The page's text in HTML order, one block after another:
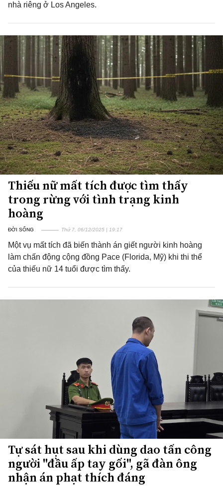
nhà riêng ở Los Angeles.
Thiếu nữ mất tích được tìm thấy
trong rừng với tình trạng kinh
hoàng
ĐỜI SỐNG Thứ 7, 06/12/2025 | 19:17
Một vụ mất tích đã biến thành án giết người kinh hoàng
làm chấn động cộng đồng Pace (Florida, Mỹ) khi thi thể
của thiếu nữ 14 tuổi được tìm thấy.
Tự sát hụt sau khi dùng dao tấn công
người "đầu ấp tay gối", gã đàn ông
nhận án phạt thích đáng